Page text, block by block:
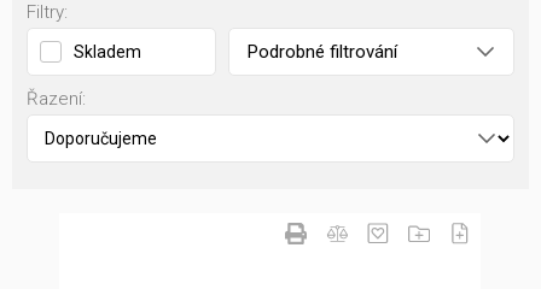
Filtry:
Skladem Podrobné filtrování
Řazení: